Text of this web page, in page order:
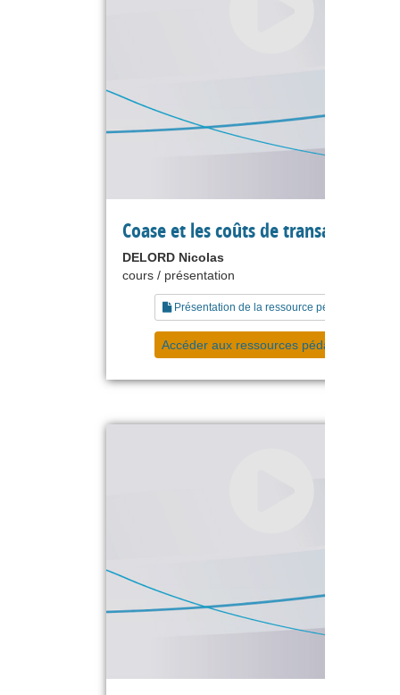
Coase et les coûts de transaction
DELORD Nicolas
cours / présentation
Présentation de la ressource pédagogique
Accéder aux ressources pédagogiques